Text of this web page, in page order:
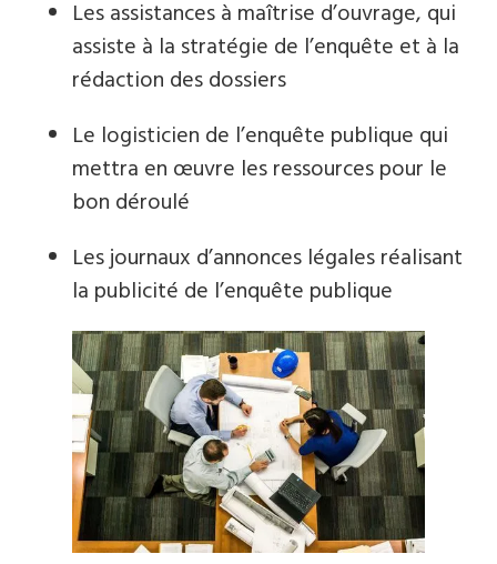
Les assistances à maîtrise d’ouvrage, qui
assiste à la stratégie de l’enquête et à la
rédaction des dossiers
Le logisticien de l’enquête publique qui
mettra en œuvre les ressources pour le
bon déroulé
Les journaux d’annonces légales réalisant
la publicité de l’enquête publique